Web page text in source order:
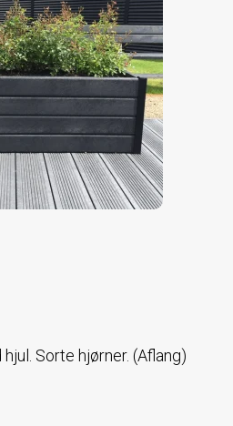
Sorte hjørner. (Aflang)